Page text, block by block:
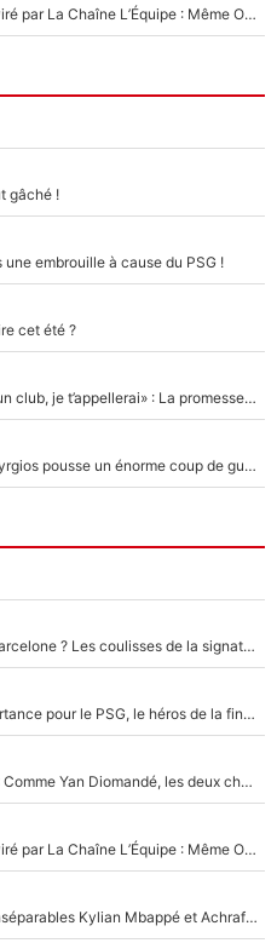
Un chroniqueur de L’Équipe du Soir viré par La Chaîne L’Équipe : Même Olivier Ménard n’avait pas pu empêcher son départ, «je l’ai appris sur Twitter, je l’ai vécu assez mal»
gâché !
embrouille à cause du PSG !
cet été ?
Mercato - OM - «Dès que je prends un club, je t’appellerai» : La promesse de Marcelino au moment de claquer la porte
Victime de racisme contre Murray, Kyrgios pousse un énorme coup de gueule !
Le PSG comme seule option après Barcelone ? Les coulisses de la signature historique de Lionel Messi sont révélées au grand jour !
«Le suicide de Ferran Torres» : En partance pour le PSG, le héros de la finale de la Coupe du monde s'attire les foudres de la presse espagnole !
Antoine Griezmann et N'Golo Kanté : Comme Yan Diomandé, les deux champions du monde ont refusé de signer au PSG !
Un chroniqueur de L’Équipe du Soir viré par La Chaîne L’Équipe : Même Olivier Ménard n’avait pas pu empêcher son départ, «je l’ai appris sur Twitter, je l’ai vécu assez mal»
Loin du Real Madrid et du PSG, les inséparables Kylian Mbappé et Achraf Hakimi changent d'équipe le temps d'une journée !